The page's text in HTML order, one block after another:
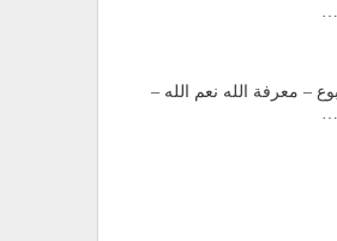
– معرفة الله نعم الله –